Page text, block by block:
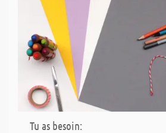
Tu as besoin: